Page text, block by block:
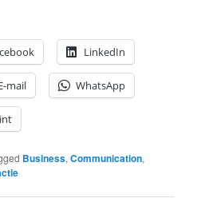
LinkedIn
mail WhatsApp
Business,Communication,